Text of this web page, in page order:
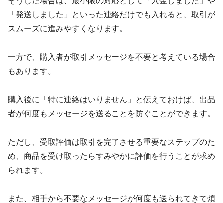
「発送しました」といった連絡だけでも入れると、取引が
スムーズに進みやすくなります。
一方で、購入者が取引メッセージを不要と考えている場合
もあります。
購入後に「特に連絡はいりません」と伝えておけば、出品
者が何度もメッセージを送ることを防ぐことができます。
ただし、受取評価は取引を完了させる重要なステップのた
め、商品を受け取ったらすみやかに評価を行うことが求め
られます。
また、相手から不要なメッセージが何度も送られてきて煩